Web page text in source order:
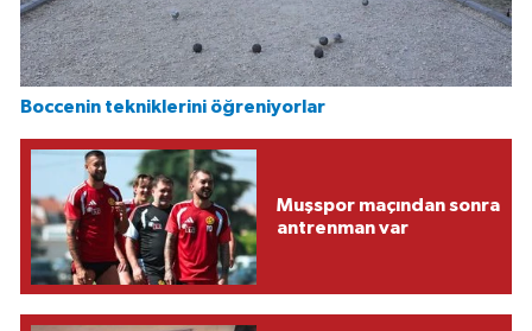
Boccenin tekniklerini öğreniyorlar
Muşspor maçından sonra
antrenman var